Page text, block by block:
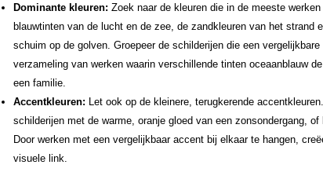
Dominante kleuren: Zoek naar de kleuren die in de meeste
blauwtinten van de lucht en de zee, de zandkleuren van het strand
schuim op de golven. Groepeer de schilderijen die een
verzameling van werken waarin verschillende tinten oceaanblauw
een familie.
Accentkleuren: Let ook op de kleinere, terugkerende
schilderijen met de warme, oranje gloed van een zonsondergang, of
Door werken met een vergelijkbaar accent bij elkaar te hangen,
visuele link.